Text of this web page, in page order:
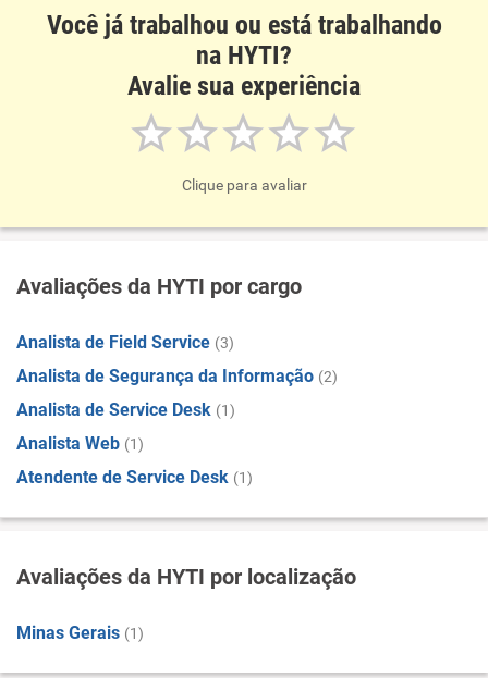
Você já trabalhou ou está trabalhando
na HYTI?
Avalie sua experiência
Clique para avaliar
Avaliações da HYTI por cargo
Analista de Field Service (3)
Analista de Segurança da Informação (2)
Analista de Service Desk (1)
Analista Web (1)
Atendente de Service Desk (1)
Avaliações da HYTI por localização
Minas Gerais (1)